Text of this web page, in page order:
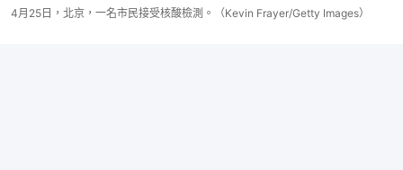
4月25日，北京，一名市民接受核酸檢測。（Kevin Frayer/Getty Images）